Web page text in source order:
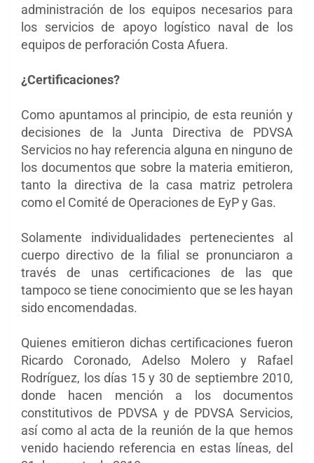
administración de los equipos necesarios para
los servicios de apoyo logístico naval de los
equipos de perforación Costa Afuera.
¿Certificaciones?
Como apuntamos al principio, de esta reunión y
decisiones de la Junta Directiva de PDVSA
Servicios no hay referencia alguna en ninguno de
los documentos que sobre la materia emitieron,
tanto la directiva de la casa matriz petrolera
como el Comité de Operaciones de EyP y Gas.
Solamente individualidades pertenecientes al
cuerpo directivo de la filial se pronunciaron a
través de unas certificaciones de las que
tampoco se tiene conocimiento que se les hayan
sido encomendadas.
Quienes emitieron dichas certificaciones fueron
Ricardo Coronado, Adelso Molero y Rafael
Rodríguez, los días 15 y 30 de septiembre 2010,
donde hacen mención a los documentos
constitutivos de PDVSA y de PDVSA Servicios,
así como al acta de la reunión de la que hemos
venido haciendo referencia en estas líneas, del